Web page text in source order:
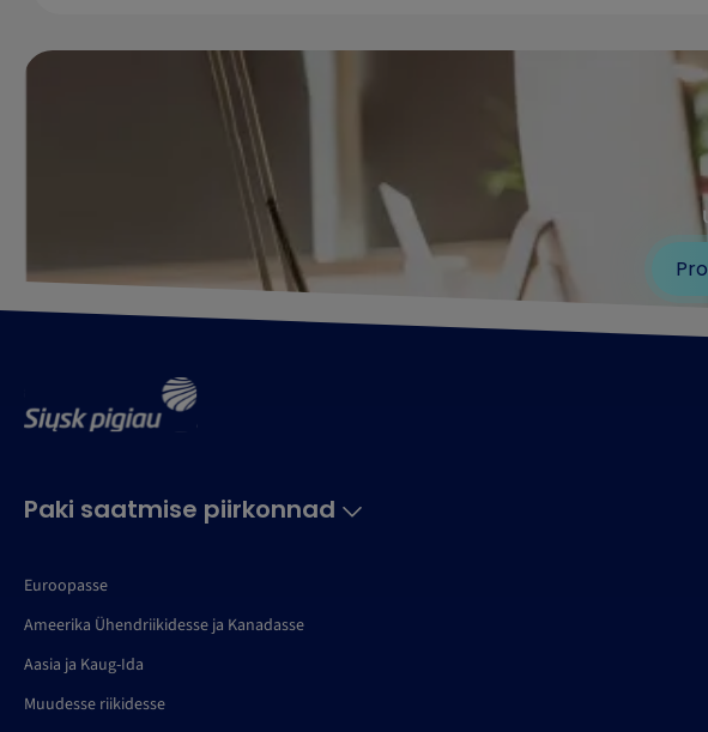
Paki saatmise piirkonnad
Euroopasse
Ameerika Ühendriikidesse ja Kanadasse
Aasia ja Kaug-Ida
Muudesse riikidesse